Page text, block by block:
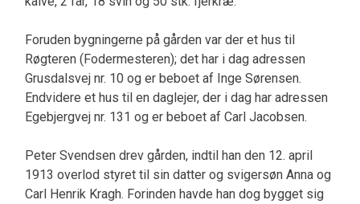
Foruden bygningerne på gården var der et hus til
Røgteren (Fodermesteren); det har i dag adressen
Grusdalsvej nr. 10 og er beboet af Inge Sørensen.
Endvidere et hus til en daglejer, der i dag har adressen
Egebjergvej nr. 131 og er beboet af Carl Jacobsen.
Peter Svendsen drev gården, indtil han den 12. april
1913 overlod styret til sin datter og svigersøn Anna og
Carl Henrik Kragh. Forinden havde han dog bygget sig